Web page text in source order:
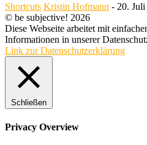
Shortcuts Kristin Hofmann - 20.
© be subjective! 2026
Diese Webseite arbeitet mit
Informationen in unserer
Link zur Datenschutzerklärung
Schließen
Privacy Overview